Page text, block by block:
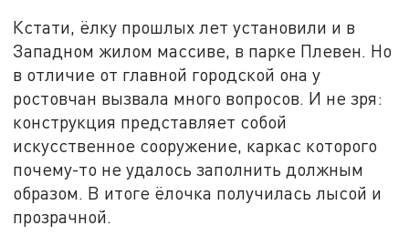
Кстати, ёлку прошлых лет установили и в
Западном жилом массиве, в парке Плевен. Но
в отличие от главной городской она у
ростовчан вызвала много вопросов. И не зря:
конструкция представляет собой
искусственное сооружение, каркас которого
почему-то не удалось заполнить должным
образом. В итоге ёлочка получилась лысой и
прозрачной.